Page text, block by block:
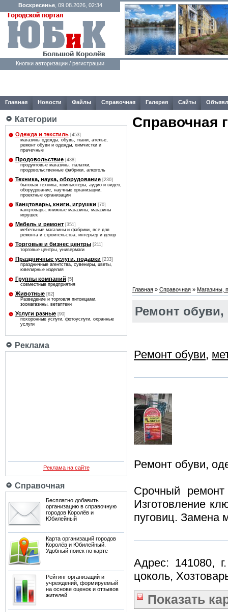
Воскресенье, 09.08.2026, 02:34
Кнопки авторизации / регистрации
Главная Новости Файлы Справочная Галерея Сайты
Категории
Одежда и текстиль [453]
магазины одежды, обувь, ткани, ателье,
ремонт обуви и одежды, химчистки и
прачечные
Продовольствие [438]
продуктовые магазины, палатки,
продовольственные фабрики, алкоголь
Техника, наука, оборудование [230]
бытовая техника, компьютеры, аудио и видео,
оборудование, научные организации,
проектные организации
Канцтовары, книги, игрушки [70]
канцтовары, книжные магазины, магазины
игрушек
Мебель и ремонт [351]
мебельные магазины и фабрики, все для
ремонта и строительства, интерьер и декор
Торговые и бизнес центры [211]
торговые центры, универмаги
Праздничные услуги, подарки [233]
праздничные агентства, сувениры, цветы,
ювелирные изделия
Группы компаний [5]
совместные предприятия
Животные [62]
Разведение и торговля питомцами,
зоомагазины, ветаптеки
Услуги разные [90]
похоронные услуги, фотоуслуги, охранные
услуги
Реклама
Реклама на сайте
Справочная
Бесплатно добавить
организацию в справочную
городов Королёв и
Юбилейный
Карта организаций городов
Королёв и Юбилейный.
Удобный поиск по карте
Рейтинг организаций и
учреждений, формируемый
на основе оценок и отзывов
жителей
Справочная
Главная » Справочная » Магазины,
Ремонт
Ремонт обуви,
Ремонт обуви,
Срочный
Изготовление
пуговиц. Замена
Адрес: 141080,
цоколь,
Показать